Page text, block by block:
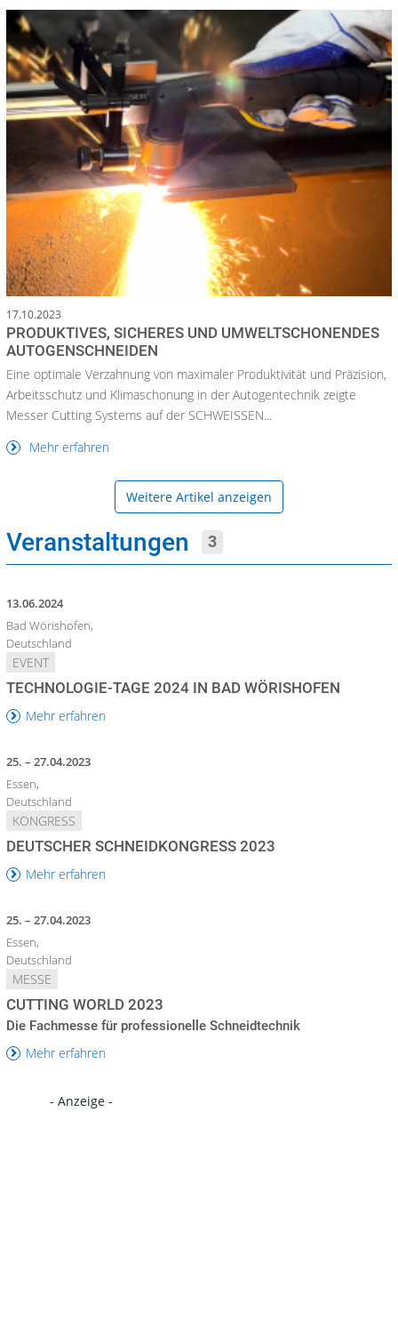
17.10.2023
PRODUKTIVES, SICHERES UND UMWELTSCHONENDES
AUTOGENSCHNEIDEN
Eine optimale Verzahnung von maximaler Produktivität und Präzision,
Arbeitsschutz und Klimaschonung in der Autogentechnik zeigte
Messer Cutting Systems auf der SCHWEISSEN...
Mehr erfahren
Weitere Artikel anzeigen
Veranstaltungen 3
13.06.2024
Bad Wörishofen,
Deutschland
EVENT
TECHNOLOGIE-TAGE 2024 IN BAD WÖRISHOFEN
Mehr erfahren
25. – 27.04.2023
Essen,
Deutschland
KONGRESS
DEUTSCHER SCHNEIDKONGRESS 2023
Mehr erfahren
25. – 27.04.2023
Essen,
Deutschland
MESSE
CUTTING WORLD 2023
Die Fachmesse für professionelle Schneidtechnik
Mehr erfahren
- Anzeige -